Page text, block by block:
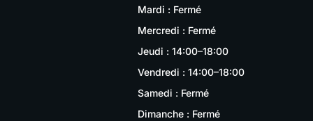
Mardi : Fermé
Mercredi : Fermé
Jeudi : 14:00–18:00
Vendredi : 14:00–18:00
Samedi : Fermé
Dimanche : Fermé